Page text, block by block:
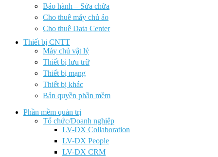
Bảo hành – Sửa chữa
Cho thuê máy chủ ảo
Cho thuê Data Center
Thiết bị CNTT
Máy chủ vật lý
Thiết bị lưu trữ
Thiết bị mạng
Thiết bị khác
Bản quyền phần mềm
Phần mềm quản trị
Tổ chức/Doanh nghiệp
LV-DX Collaboration
LV-DX People
LV-DX CRM